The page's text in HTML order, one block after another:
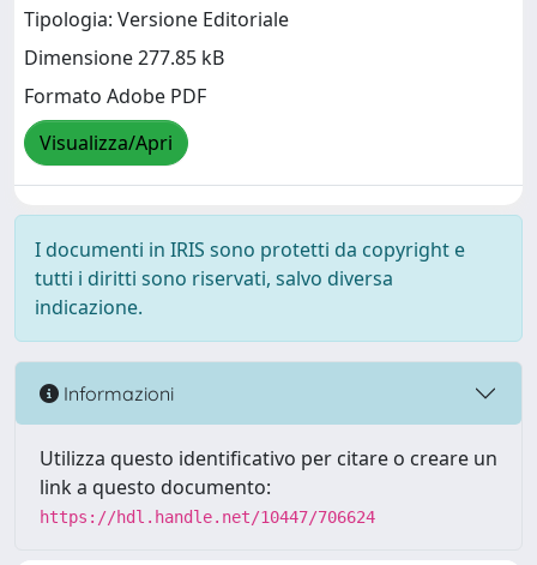
Tipologia: Versione Editoriale
Dimensione 277.85 kB
Formato Adobe PDF
Visualizza/Apri
I documenti in IRIS sono protetti da copyright e
tutti i diritti sono riservati, salvo diversa
indicazione.
Informazioni
Utilizza questo identificativo per citare o creare un
link a questo documento:
https://hdl.handle.net/10447/706624